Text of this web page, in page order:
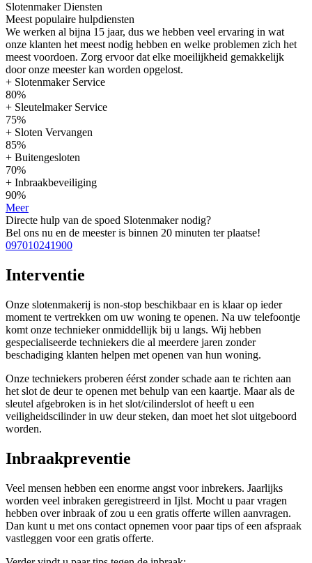
Slotenmaker Diensten
Meest populaire hulpdiensten
We werken al bijna 15 jaar, dus we hebben veel ervaring in wat
onze klanten het meest nodig hebben en welke problemen zich het
meest voordoen. Zorg ervoor dat elke moeilijkheid gemakkelijk
door onze meester kan worden opgelost.
+ Slotenmaker Service
80%
+ Sleutelmaker Service
75%
+ Sloten Vervangen
85%
+ Buitengesloten
70%
+ Inbraakbeveiliging
90%
Meer
Directe hulp van de spoed Slotenmaker nodig?
Bel ons nu en de meester is binnen 20 minuten ter plaatse!
097010241900
Interventie
Onze slotenmakerij is non-stop beschikbaar en is klaar op ieder
moment te vertrekken om uw woning te openen. Na uw telefoontje
komt onze technieker onmiddellijk bij u langs. Wij hebben
gespecialiseerde techniekers die al meerdere jaren zonder
beschadiging klanten helpen met openen van hun woning.
Onze techniekers proberen éérst zonder schade aan te richten aan
het slot de deur te openen met behulp van een kaartje. Maar als de
sleutel afgebroken is in het slot/cilinderslot of heeft u een
veiligheidscilinder in uw deur steken, dan moet het slot uitgeboord
worden.
Inbraakpreventie
Veel mensen hebben een enorme angst voor inbrekers. Jaarlijks
worden veel inbraken geregistreerd in Ijlst. Mocht u paar vragen
hebben over inbraak of zou u een gratis offerte willen aanvragen.
Dan kunt u met ons contact opnemen voor paar tips of een afspraak
vastleggen voor een gratis offerte.